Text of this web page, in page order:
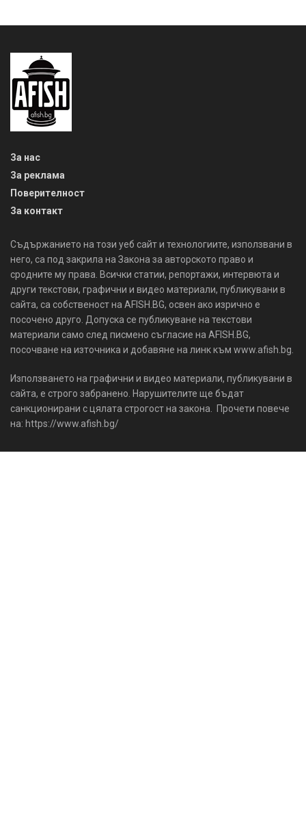
За нас
За реклама
Поверителност
За контакт
Съдържанието на този уеб сайт и технологиите, използвани в
него, са под закрила на Закона за авторското право и
сродните му права. Всички статии, репортажи, интервюта и
други текстови, графични и видео материали, публикувани в
сайта, са собственост на AFISH.BG, освен ако изрично е
посочено друго. Допуска се публикуване на текстови
материали само след писмено съгласие на AFISH.BG,
посочване на източника и добавяне на линк към www.afish.bg.
Използването на графични и видео материали, публикувани в
сайта, е строго забранено. Нарушителите ще бъдат
санкционирани с цялата строгост на закона. Прочети повече
на: https://www.afish.bg/